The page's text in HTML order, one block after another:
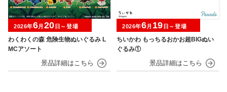
わくわくの森 危険生物ぬいぐるみ L
MCアソート
2026年6月 20 日～登場
ちいかわ もっちるおかお超BIGぬい
ぐるみ①
2026年6月 19 日～登場